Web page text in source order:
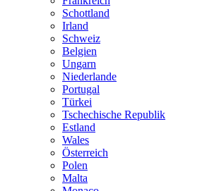
Schottland
Irland
Schweiz
Belgien
Ungarn
Niederlande
Portugal
Türkei
Tschechische Republik
Estland
Wales
Österreich
Polen
Malta